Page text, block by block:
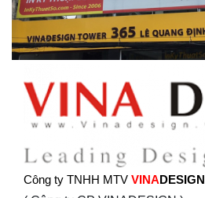
Công ty TNHH MTV VINADESIGN